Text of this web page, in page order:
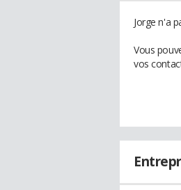
Jorge n'a
Vous
vos